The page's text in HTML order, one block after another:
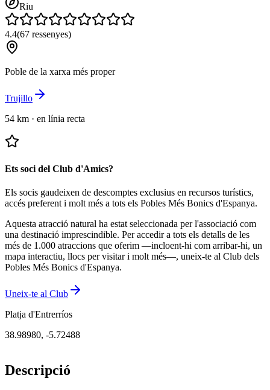
Riu
4.4(67 ressenyes)
Poble de la xarxa més proper
Trujillo
54 km · en línia recta
Ets soci del Club d'Amics?
Els socis gaudeixen de descomptes exclusius en recursos turístics,
accés preferent i molt més a tots els Pobles Més Bonics d'Espanya.
Aquesta atracció natural ha estat seleccionada per l'associació com
una destinació imprescindible. Per accedir a tots els detalls de les
més de 1.000 atraccions que oferim —incloent-hi com arribar-hi, un
mapa interactiu, llocs per visitar i molt més—, uneix-te al Club dels
Pobles Més Bonics d'Espanya.
Uneix-te al Club
Platja d'Entrerríos
38.98980, -5.72488
Descripció